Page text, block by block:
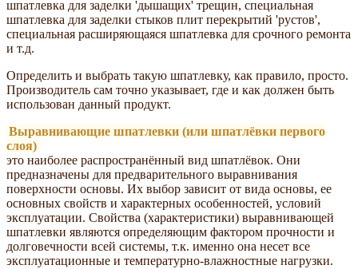
шпатлевка для заделки 'дышащих' трещин, специальная
шпатлевка для заделки стыков плит перекрытий 'рустов',
специальная расширяющаяся шпатлевка для срочного ремонта
и т.д.
Определить и выбрать такую шпатлевку, как правило, просто.
Производитель сам точно указывает, где и как должен быть
использован данный продукт.
Выравнивающие шпатлевки (или шпатлёвки первого
слоя)
это наиболее распространённый вид шпатлёвок. Они
предназначены для предварительного выравнивания
поверхности основы. Их выбор зависит от вида основы, ее
основных свойств и характерных особенностей, условий
эксплуатации. Свойства (характеристики) выравнивающей
шпатлевки являются определяющим фактором прочности и
долговечности всей системы, т.к. именно она несет все
эксплуатационные и температурно-влажностные нагрузки.